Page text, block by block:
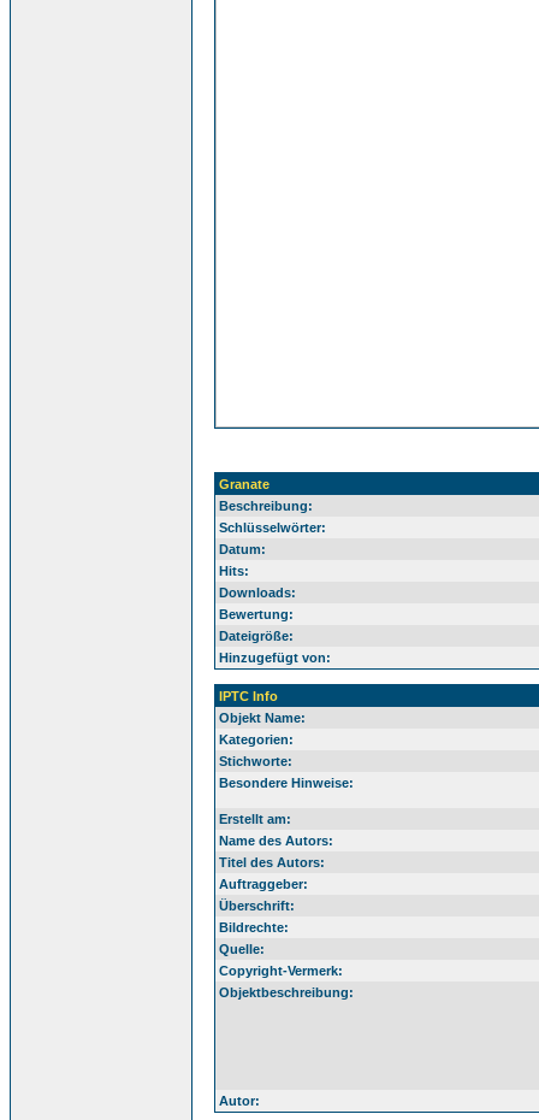
Granate
Beschreibung:
Schlüsselwörter:
Datum:
Hits:
Downloads:
Bewertung:
Dateigröße:
Hinzugefügt von:
IPTC Info
Objekt Name:
Kategorien:
Stichworte:
Besondere Hinweise:
Erstellt am:
Name des Autors:
Titel des Autors:
Auftraggeber:
Überschrift:
Bildrechte:
Quelle:
Copyright-Vermerk:
Objektbeschreibung:
Autor: